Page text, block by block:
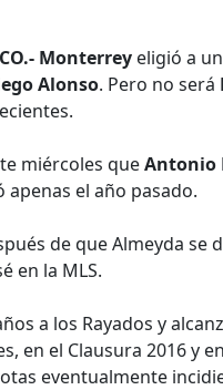
Monterrey eligió a
Alonso. Pero no será
miércoles queAntonio
el año pasado.
de que Almeyda
en la MLS.
a los Rayados y
en el Clausura 2016 y
eventualmente